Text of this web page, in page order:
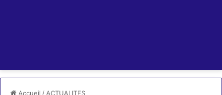
Accueil / ACTUALITES